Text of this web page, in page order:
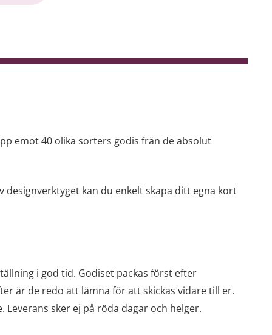
emot 40 olika sorters godis från de absolut
designverktyget kan du enkelt skapa ditt egna kort
i god tid. Godiset packas först efter
är de redo att lämna för att skickas vidare till er.
sker ej på röda dagar och helger.